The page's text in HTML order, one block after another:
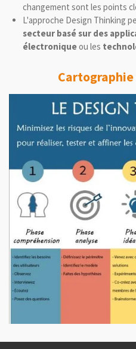
changement sont les points
L'approche Design Thinking
secteur basé sur des
électroniqueou les
Cartographie